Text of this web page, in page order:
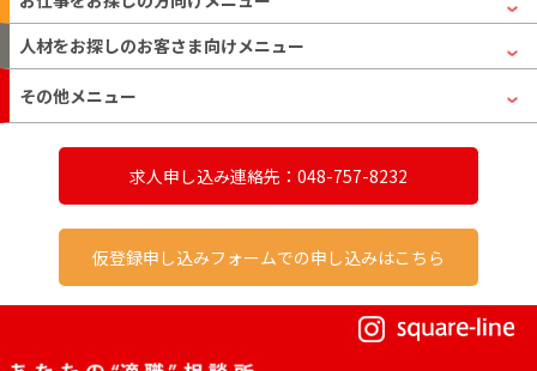
人材をお探しのお客さま向けメニュー
その他メニュー
求人申し込み連絡先：048-757-8232
仮登録申し込みフォームでの申し込みはこちら